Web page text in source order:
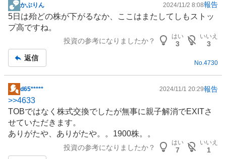
掲
示
板
かぶりん 2024/11/2 8:08報告
5日は殆どの株が下がるなか、ここはまたしてしもストッ
プ高ですね。
投資の参考になりましたか？
はい
3
いいえ
3
返信
No.4730
掲
示
板
記
事
d65***** 2024/11/1 20:29報告
>>4633
TOBではなく株式交換でしたが無事に親子解消でEXITさ
せていただきます。
ありがたや、ありがたや。。1900株。。
投資の参考になりましたか？
はい
7
いいえ
1